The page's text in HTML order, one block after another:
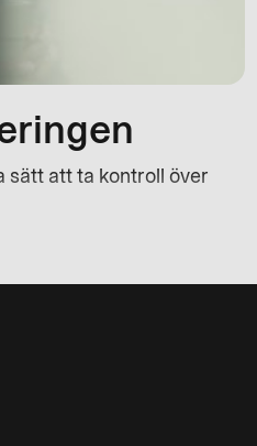
sätt att ta kontroll över